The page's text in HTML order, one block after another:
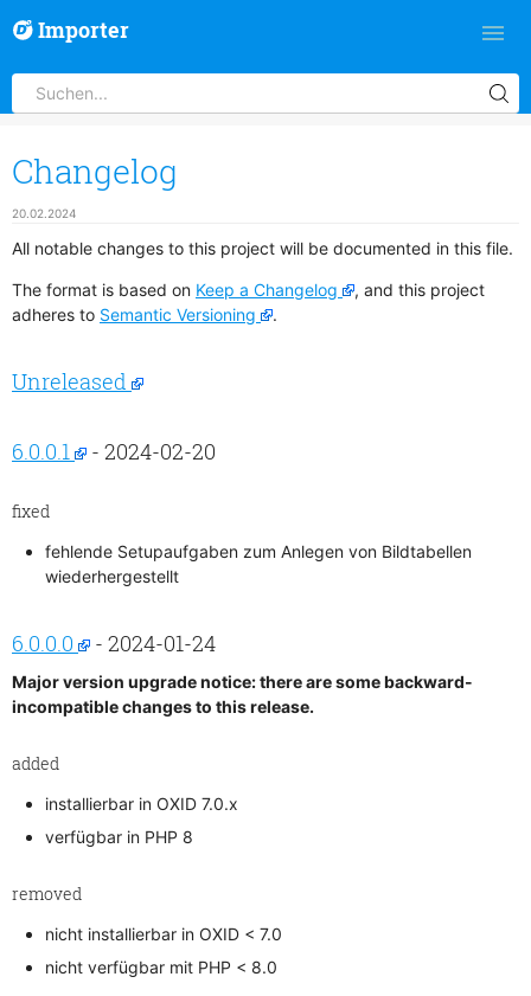
Importer
Changelog
20.02.2024
All notable changes to this project will be documented in this file.
The format is based on Keep a Changelog
, and this project
adheres to Semantic Versioning .
Unreleased
6.0.0.1 - 2024-02-20
fixed
fehlende Setupaufgaben zum Anlegen von Bildtabellen
wiederhergestellt
6.0.0.0 - 2024-01-24
Major version upgrade notice: there are some backward-
incompatible changes to this release.
added
installierbar in OXID 7.0.x
verfügbar in PHP 8
removed
nicht installierbar in OXID < 7.0
nicht verfügbar mit PHP < 8.0